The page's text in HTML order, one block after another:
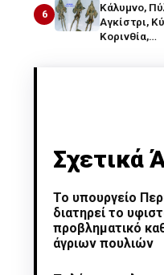
6
Κάλυμνο,
Αγκίστρι,
Κορινθία,…
Σχετικά
Το υπουργείο
διατηρεί το
προβληματικό
άγριων πουλιών